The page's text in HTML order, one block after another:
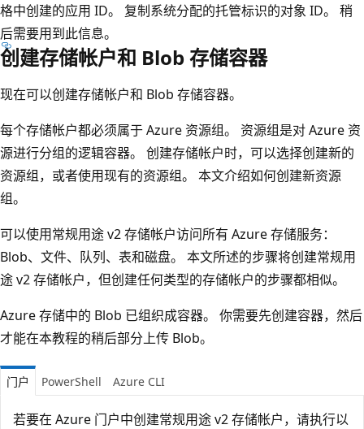
格中创建的应用 ID。 复制系统分配的托管标识的对象 ID。 稍
后需要用到此信息。
创建存储帐户和 Blob 存储容器
现在可以创建存储帐户和 Blob 存储容器。
每个存储帐户都必须属于 Azure 资源组。 资源组是对 Azure 资
源进行分组的逻辑容器。 创建存储帐户时，可以选择创建新的
资源组，或者使用现有的资源组。 本文介绍如何创建新资源
组。
可以使用常规用途 v2 存储帐户访问所有 Azure 存储服务：
Blob、文件、队列、表和磁盘。 本文所述的步骤将创建常规用
途 v2 存储帐户，但创建任何类型的存储帐户的步骤都相似。
Azure 存储中的 Blob 已组织成容器。 你需要先创建容器，然后
才能在本教程的稍后部分上传 Blob。
门户 PowerShell Azure CLI
若要在 Azure 门户中创建常规用途 v2 存储帐户，请执行以